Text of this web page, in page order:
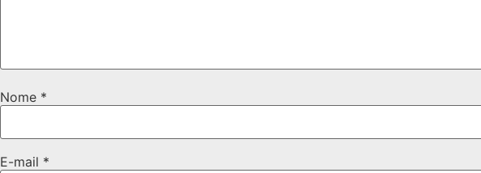
Nome *
E-mail *